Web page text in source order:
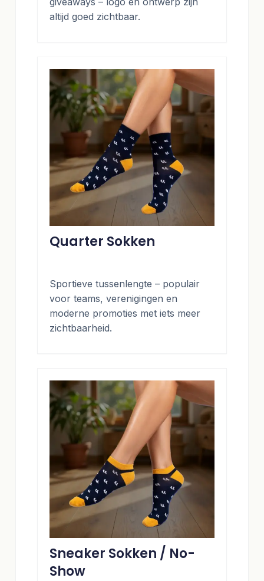
altijd goed zichtbaar.
Quarter Sokken
Sportieve tussenlengte – populair
voor teams, verenigingen en
moderne promoties met iets meer
zichtbaarheid.
Sneaker Sokken / No-
Show